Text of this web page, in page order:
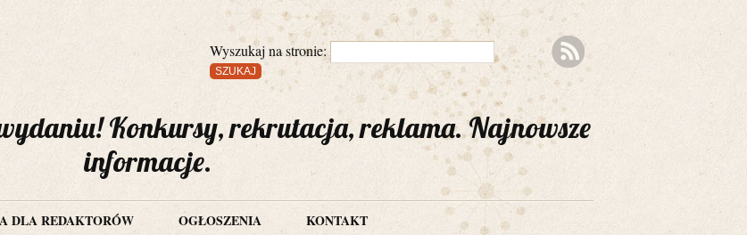
Wyszukaj na stronie:
Konkursy, rekrutacja, reklama. Najnowsze
informacje.
DLA REDAKTORÓW OGŁOSZENIA KONTAKT